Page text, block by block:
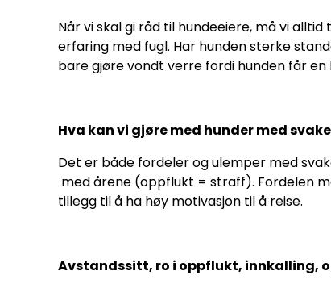
Når vi skal gi råd til hundeeiere, må vi
erfaring med fugl. Har hunden sterke
bare gjøre vondt verre fordi hunden får en
Hva kan vi gjøre med hunder med
Det er både fordeler og ulemper med
med årene (oppflukt = straff). Fordelen
tillegg til å ha høy motivasjon til å reise.
Avstandssitt, ro i oppflukt, innkalling,